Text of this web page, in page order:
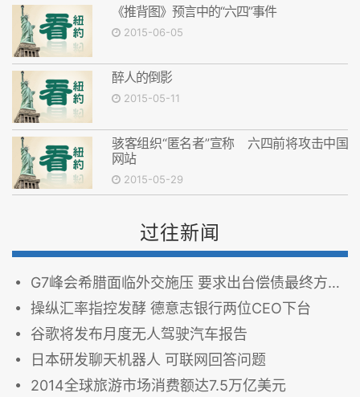
《推背图》预言中的“六四”事件
2015-06-05
醉人的倒影
2015-05-11
骇客组织“匿名者”宣称 六四前将攻击中国
网站
2015-05-29
过往新闻
G7峰会希腊面临外交施压 要求出台偿债最终方案
操纵汇率指控发酵 德意志银行两位CEO下台
谷歌将发布月度无人驾驶汽车报告
日本研发聊天机器人 可联网回答问题
2014全球旅游市场消费额达7.5万亿美元